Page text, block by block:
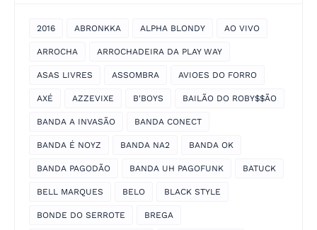
2016 ABRONKKA ALPHA BLONDY AO VIVO
ARROCHA ARROCHADEIRA DA PLAY WAY
ASAS LIVRES ASSOMBRA AVIOES DO FORRO
AXÉ AZZEVIXE B'BOYS BAILÃO DO ROBY$$ÃO
BANDA A INVASÃO BANDA CONECT
BANDA É NOYZ BANDA NA2 BANDA OK
BANDA PAGODÃO BANDA UH PAGOFUNK BATUCK
BELL MARQUES BELO BLACK STYLE
BONDE DO SERROTE BREGA